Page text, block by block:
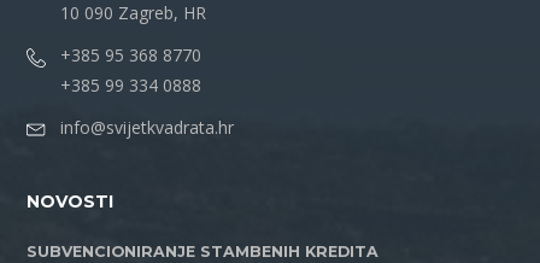
10 090 Zagreb, HR
+385 95 368 8770
+385 99 334 0888
info@svijetkvadrata.hr
NOVOSTI
SUBVENCIONIRANJE STAMBENIH KREDITA